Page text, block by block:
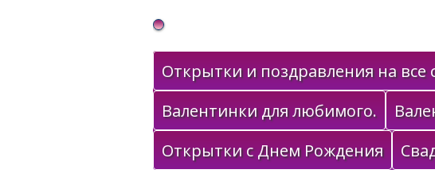
Gif Открытки в подарок
Открытки и поздравления на все
Валентинки для любимого.
Открытки с Днем Рождения